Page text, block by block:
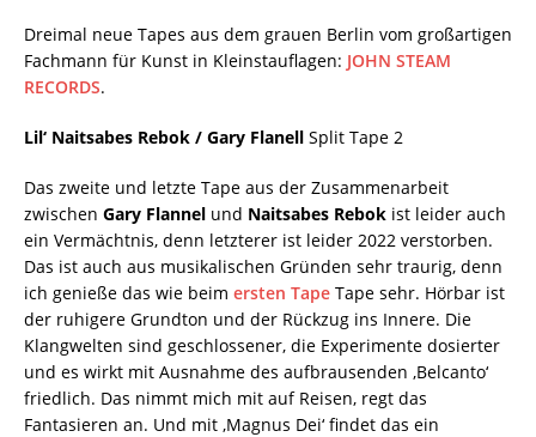
Dreimal neue Tapes aus dem grauen Berlin vom großartigen
Fachmann für Kunst in Kleinstauflagen: JOHN STEAM
RECORDS.
Lil‘ Naitsabes Rebok / Gary Flanell Split Tape 2
Das zweite und letzte Tape aus der Zusammenarbeit
zwischen Gary Flannel und Naitsabes Rebok ist leider auch
ein Vermächtnis, denn letzterer ist leider 2022 verstorben.
Das ist auch aus musikalischen Gründen sehr traurig, denn
ich genieße das wie beim ersten Tape Tape sehr. Hörbar ist
der ruhigere Grundton und der Rückzug ins Innere. Die
Klangwelten sind geschlossener, die Experimente dosierter
und es wirkt mit Ausnahme des aufbrausenden ‚Belcanto‘
friedlich. Das nimmt mich mit auf Reisen, regt das
Fantasieren an. Und mit ‚Magnus Dei‘ findet das ein